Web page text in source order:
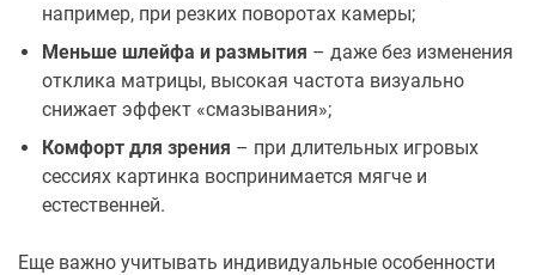
например, при резких поворотах камеры;
Меньше шлейфа и размытия – даже без изменения
отклика матрицы, высокая частота визуально
снижает эффект «смазывания»;
Комфорт для зрения – при длительных игровых
сессиях картинка воспринимается мягче и
естественней.
Еще важно учитывать индивидуальные особенности